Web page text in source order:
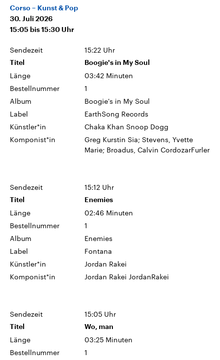
Corso – Kunst & Pop
30. Juli 2026
15:05 bis 15:30 Uhr
Sendezeit 15:22 Uhr
Titel Boogie's in My Soul
Länge
03:42 Minuten
Bestellnummer
1
Album
Boogie's in My Soul
Label
EarthSong Records
Künstler*in
Chaka Khan Snoop Dogg
Komponist*in
Greg Kurstin Sia; Stevens, Yvette
Marie; Broadus, Calvin CordozarFurler
Sendezeit 15:12 Uhr
Titel Enemies
Länge
02:46 Minuten
Bestellnummer
1
Album
Enemies
Label
Fontana
Künstler*in
Jordan Rakei
Komponist*in
Jordan Rakei JordanRakei
Sendezeit 15:05 Uhr
Titel Wo, man
Länge
03:25 Minuten
Bestellnummer
1